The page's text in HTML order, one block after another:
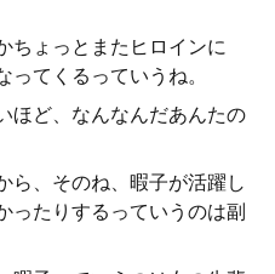
ちょっとまたヒロインに
てくるっていうね。
ほど、なんなんだあんたの
ら、そのね、暇子が活躍し
ったりするっていうのは副